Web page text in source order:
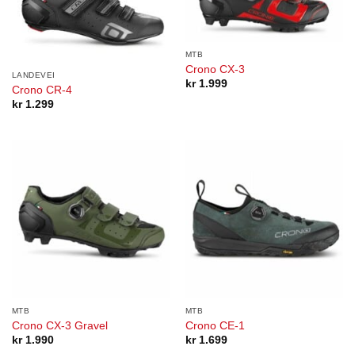
LANDEVEI
Crono CR-4
kr1.299
MTB
Crono CX-3
kr1.999
MTB
Crono CX-3 Gravel
kr1.990
MTB
Crono CE-1
kr1.699